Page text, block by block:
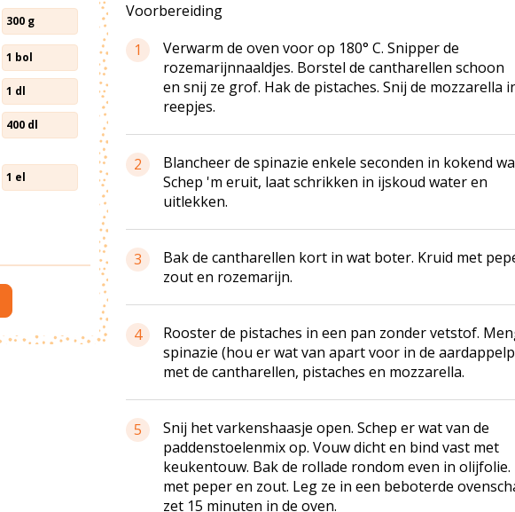
Voorbereiding
1
Verwarm de oven voor op 180° C. Snipper de
rozemarijnnaaldjes. Borstel de cantharellen schoon
en snij ze grof. Hak de pistaches. Snij de mozzarella
reepjes.
2
Blancheer de spinazie enkele seconden in kokend
Schep 'm eruit, laat schrikken in ijskoud water en
uitlekken.
3
Bak de cantharellen kort in wat boter. Kruid met
zout en rozemarijn.
4
Rooster de pistaches in een pan zonder vetstof.
spinazie (hou er wat van apart voor in de
met de cantharellen, pistaches en mozzarella.
5
Snij het varkenshaasje open. Schep er wat van de
paddenstoelenmix op. Vouw dicht en bind vast met
keukentouw. Bak de rollade rondom even in olijfolie.
met peper en zout. Leg ze in een beboterde
zet 15 minuten in de oven.
300 g
1 bol
1 dl
400 dl
1 el